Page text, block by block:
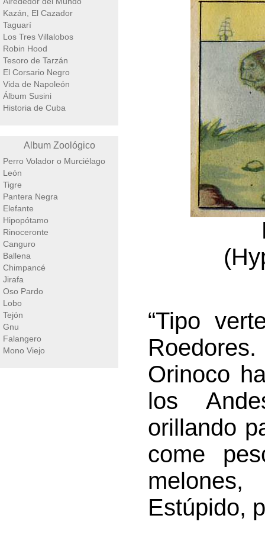
Kazán, El Cazador
Taguarí
Los Tres Villalobos
Robin Hood
Tesoro de Tarzán
El Corsario Negro
Vida de Napoleón
Álbum Susini
Historia de Cuba
Album Zoológico
Perro Volador o Murciélago
León
Tigre
Pantera Negra
Elefante
Hipopótamo
Rinoceronte
Canguro
Ballena
Chimpancé
Jirafa
Oso Pardo
Lobo
Tejón
Gnu
Falangero
Mono Viejo
“Tipo
Orinoco
los
orillando
come
Estúpido,